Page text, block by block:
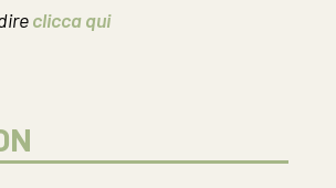
clicca qui